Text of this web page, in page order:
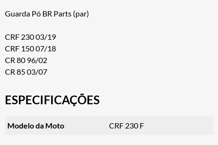
Guarda Pó BR Parts (par)
CRF 230 03/19
CRF 150 07/18
CR 80 96/02
CR 85 03/07
ESPECIFICAÇÕES
Modelo da Moto CRF 230 F